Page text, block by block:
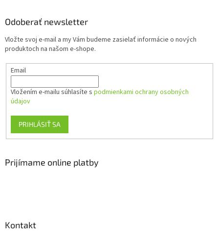
Odoberať newsletter
Vložte svoj e-mail a my Vám budeme zasielať informácie o nových
produktoch na našom e-shope.
Email
Vložením e-mailu súhlasíte s podmienkami ochrany osobných
údajov
PRIHLÁSIŤ SA
Prijímame online platby
Kontakt